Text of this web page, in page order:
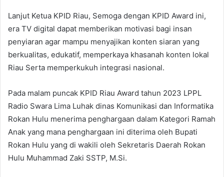
Lanjut Ketua KPID Riau, Semoga dengan KPID Award ini,
era TV digital dapat memberikan motivasi bagi insan
penyiaran agar mampu menyajikan konten siaran yang
berkualitas, edukatif, memperkaya khasanah konten lokal
Riau Serta memperkukuh integrasi nasional.
Pada malam puncak KPID Riau Award tahun 2023 LPPL
Radio Swara Lima Luhak dinas Komunikasi dan Informatika
Rokan Hulu menerima penghargaan dalam Kategori Ramah
Anak yang mana penghargaan ini diterima oleh Bupati
Rokan Hulu yang di wakili oleh Sekretaris Daerah Rokan
Hulu Muhammad Zaki SSTP, M.Si.